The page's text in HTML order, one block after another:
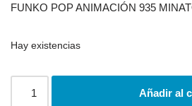
FUNKO POP ANIMACIÓN 935
Hay existencias
Añadir al